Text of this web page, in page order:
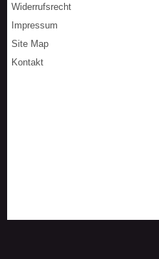
Widerrufsrecht
Impressum
Site Map
Kontakt